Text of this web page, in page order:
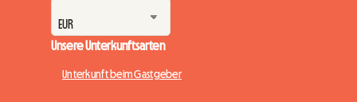
Unsere Unterkunftsarten
Unterkunft beim Gastgeber